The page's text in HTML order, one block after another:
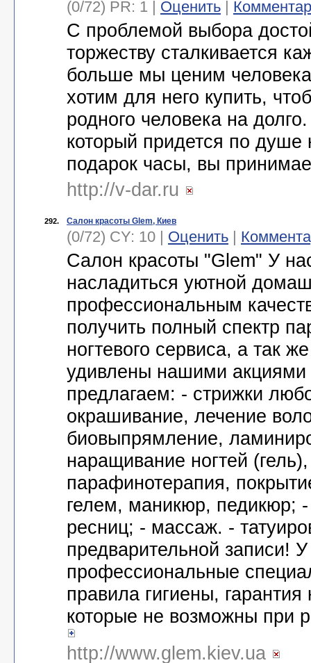
(0/72) PR: 1 | Оценить |
С проблемой выбора
торжеству сталкивается
больше мы ценим
хотим для него купить,
родного человека на
который придется по
подарок часы, вы
http://v-dar.ru
292. Салон красоты Glem, Киев
(0/72) CY: 10 | Оценить |
Салон красоты "Glem" У
насладиться уютной
профессиональным
получить полный спектр
ногтевого сервиса, а так
удивлены нашими
предлагаем: - стрижки
окрашивание, лечение
биовыпрямление,
наращивание ногтей
парафинотерапия,
гелем, маникюр, педикюр;
ресниц; - массаж. -
предварительной записи!
профессиональные
правила гигиены, гарантия
которые не возможны при
http://www.glem.kiev.ua